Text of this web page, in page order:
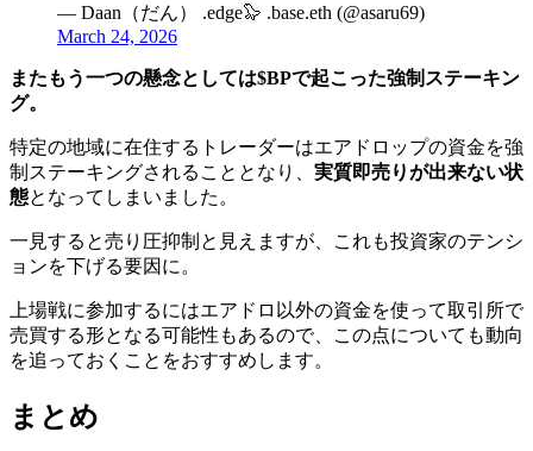
— Daan（だん） .edge🦭 .base.eth (@asaru69)
March 24, 2026
またもう一つの懸念としては$BPで起こった強制ステーキン
グ。
特定の地域に在住するトレーダーはエアドロップの資金を強
制ステーキングされることとなり、 実質即売りが出来ない状
態となってしまいました。
一見すると売り圧抑制と見えますが、これも投資家のテンシ
ョンを下げる要因に。
上場戦に参加するにはエアドロ以外の資金を使って取引所で
売買する形となる可能性もあるので、この点についても動向
を追っておくことをおすすめします。
まとめ